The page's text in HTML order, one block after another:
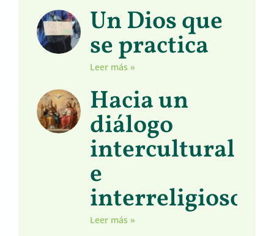
Un Dios que
se practica
Leer más »
Hacia un
diálogo
intercultural
e
interreligioso
Leer más »